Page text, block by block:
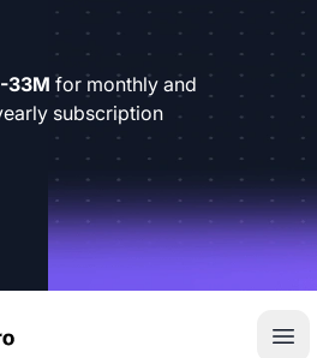
33M for monthly and
subscription